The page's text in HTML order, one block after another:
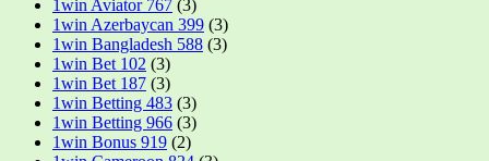
1win Aviator 767 (3)
1win Azerbaycan 399 (3)
1win Bangladesh 588 (3)
1win Bet 102 (3)
1win Bet 187 (3)
1win Betting 483 (3)
1win Betting 966 (3)
1win Bonus 919 (2)